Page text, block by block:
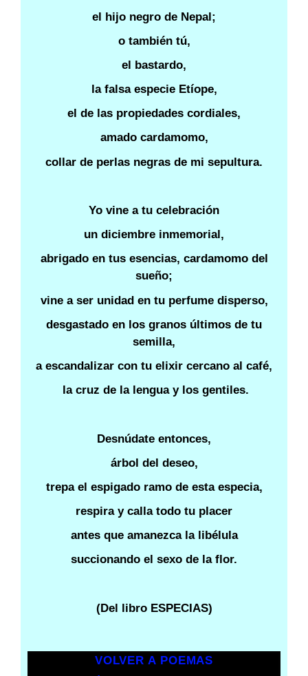
el hijo negro de Nepal;
o también tú,
el bastardo,
la falsa especie Etíope,
el de las propiedades cordiales,
amado cardamomo,
collar de perlas negras de mi sepultura.
Yo vine a tu celebración
un diciembre inmemorial,
abrigado en tus esencias, cardamomo del
sueño;
vine a ser unidad en tu perfume disperso,
desgastado en los granos últimos de tu
semilla,
a escandalizar con tu elixir cercano al café,
la cruz de la lengua y los gentiles.
Desnúdate entonces,
árbol del deseo,
trepa el espigado ramo de esta especia,
respira y calla todo tu placer
antes que amanezca la libélula
succionando el sexo de la flor.
(Del libro ESPECIAS)
VOLVER A POEMAS